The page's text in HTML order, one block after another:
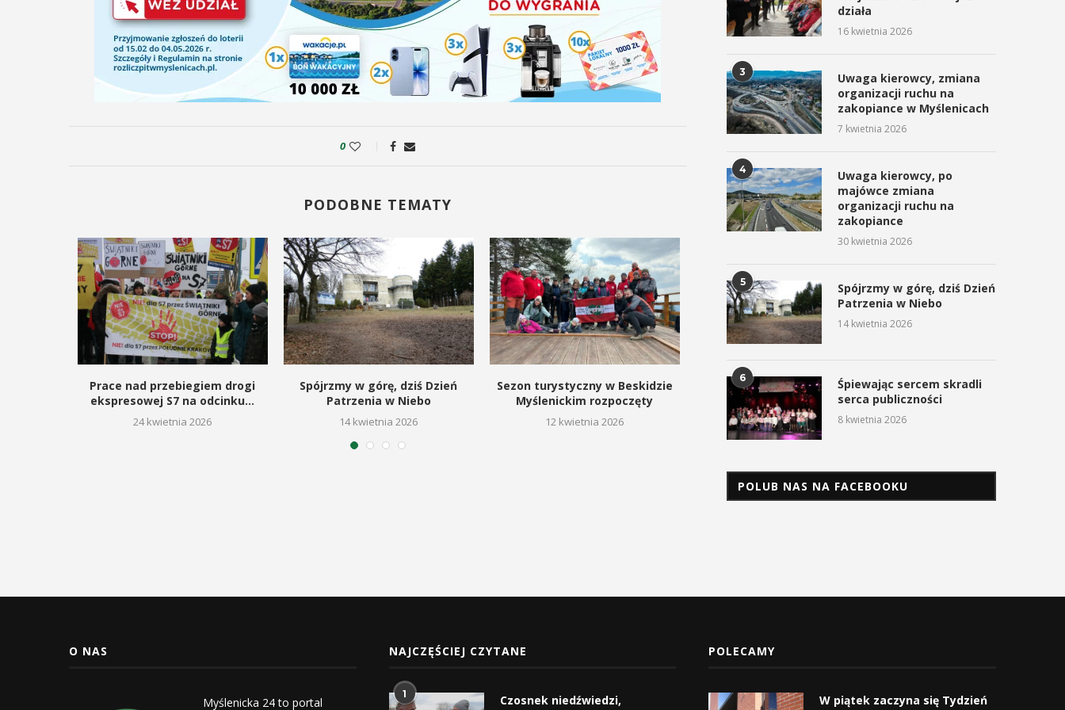
0
PODOBNE TEMATY
Prace nad przebiegiem drogi
ekspresowej S7 na odcinku...
24 kwietnia 2026
Spójrzmy w górę, dziś Dzień
Patrzenia w Niebo
14 kwietnia 2026
Sezon turystyczny w Beskidzie
Myślenickim rozpoczęty
12 kwietnia 2026
Czas zacząć sezon górskich
wędrówek
10 kwietnia 2026
W Tokarni uczczono
Pamięci Polaków
działa
16 kwietnia 2026
3
Uwaga kierowcy, zmiana
organizacji ruchu na
zakopiance w Myślenicach
7 kwietnia 2026
4
Uwaga kierowcy, po
majówce zmiana
organizacji ruchu na
zakopiance
30 kwietnia 2026
5
Spójrzmy w górę, dziś Dzień
Patrzenia w Niebo
14 kwietnia 2026
6
Śpiewając sercem skradli
serca publiczności
8 kwietnia 2026
POLUB NAS NA FACEBOOKU
O NAS
Myślenicka 24 to portal
NAJCZĘŚCIEJ CZYTANE
1
Czosnek niedźwiedzi,
POLECAMY
W piątek zaczyna się Tydzień